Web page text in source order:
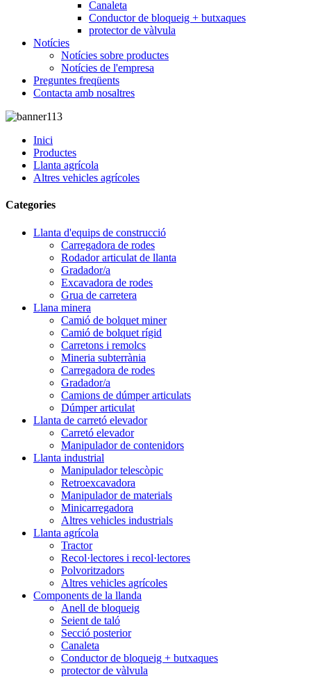
Canaleta
Conductor de bloqueig + butxaques
protector de vàlvula
Notícies
Notícies sobre productes
Notícies de l'empresa
Preguntes freqüents
Contacta amb nosaltres
Inici
Productes
Llanta agrícola
Altres vehicles agrícoles
Categories
Llanta d'equips de construcció
Carregadora de rodes
Rodador articulat de llanta
Gradador/a
Excavadora de rodes
Grua de carretera
Llana minera
Camió de bolquet miner
Camió de bolquet rígid
Carretons i remolcs
Mineria subterrània
Carregadora de rodes
Gradador/a
Camions de dúmper articulats
Dúmper articulat
Llanta de carretó elevador
Carretó elevador
Manipulador de contenidors
Llanta industrial
Manipulador telescòpic
Retroexcavadora
Manipulador de materials
Minicarregadora
Altres vehicles industrials
Llanta agrícola
Tractor
Recol·lectores i recol·lectores
Polvoritzadors
Altres vehicles agrícoles
Components de la llanda
Anell de bloqueig
Seient de taló
Secció posterior
Canaleta
Conductor de bloqueig + butxaques
protector de vàlvula